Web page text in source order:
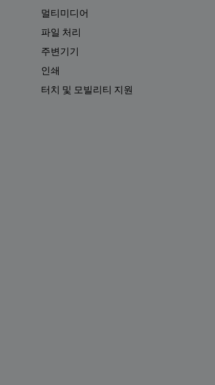
멀티미디어
파일 처리
주변기기
인쇄
터치 및 모빌리티 지원